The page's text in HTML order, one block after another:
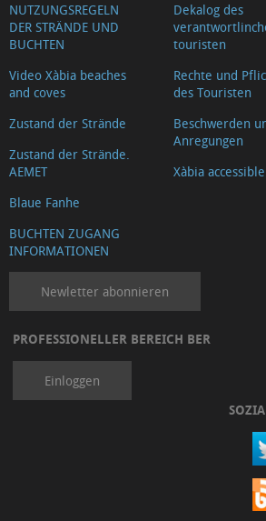
NUTZUNGSREGELN
DER STRÄNDE UND
BUCHTEN
Video Xàbia beaches
and coves
Zustand der Strände
Zustand der Strände.
AEMET
Blaue Fanhe
BUCHTEN ZUGANG
INFORMATIONEN
Dekalog des
touristen
Rechte und
des Touristen
Beschwerden
Anregungen
Xàbia accessible
Newletter abonnieren
PROFESSIONELLER BEREICH BER
Einloggen